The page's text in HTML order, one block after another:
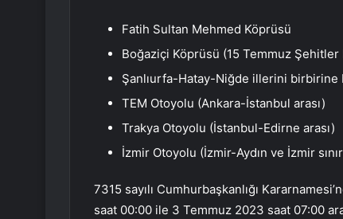
Fatih Sultan Mehmed Köprüsü
Boğaziçi Köprüsü (15 Temmuz Şehitler
Şanlıurfa-Hatay-Niğde illerini birbirine
TEM Otoyolu (Ankara-İstanbul arası)
Trakya Otoyolu (İstanbul-Edirne arası)
İzmir Otoyolu (İzmir-Aydın ve İzmir
7315 sayılı Cumhurbaşkanlığı
saat 00:00 ile 3 Temmuz 2023 saat 07:00